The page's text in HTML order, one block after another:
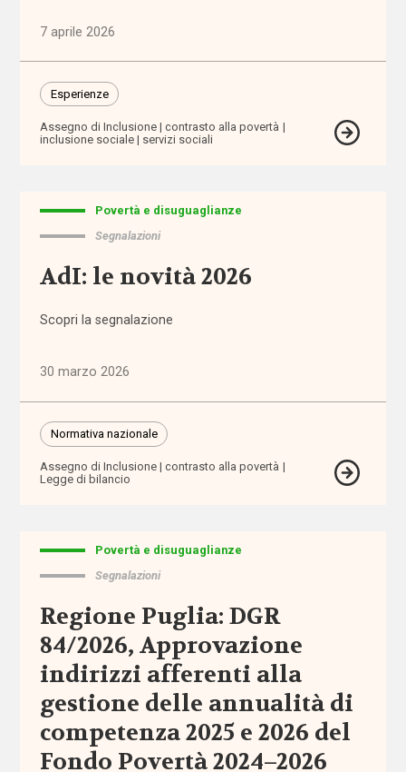
di cura
familiari
assistenti
assistenza
domiciliare
assistenza
personale
assistenza
assistenza
scolastica
assistenza
sociosanitaria
7 aprile 2026
Esperienze
Assegno di Inclusione
contrasto alla povertà
inclusione sociale
servizi sociali
Povertà e disuguaglianze
Segnalazioni
AdI: le novità 2026
Scopri la segnalazione
30 marzo 2026
Normativa nazionale
Assegno di Inclusione
contrasto alla povertà
Legge di bilancio
Povertà e disuguaglianze
Segnalazioni
Regione Puglia: DGR
84/2026, Approvazione
indirizzi afferenti alla
gestione delle annualità di
competenza 2025 e 2026 del
Fondo Povertà 2024–2026